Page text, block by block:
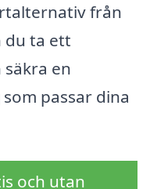
från
du ta ett
en
passar dina
och utan